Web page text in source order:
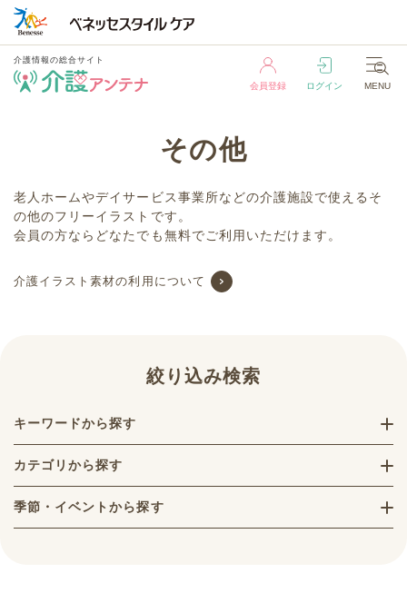
介護情報の総合サイト
会員登録 ログイン MENU
その他
老人ホームやデイサービス事業所などの介護施設で使えるそ
の他のフリーイラストです。
会員の方ならどなたでも無料でご利用いただけます。
介護イラスト素材の利用について
絞り込み検索
キーワードから探す
カテゴリから探す
季節・イベントから探す